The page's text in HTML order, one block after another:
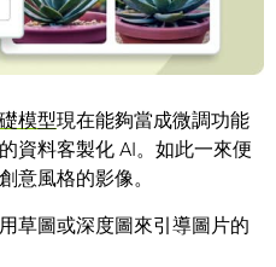
模型現在能夠當成微調功能
資料客製化 AI。如此一來便
意風格的影像。
草圖或深度圖來引導圖片的